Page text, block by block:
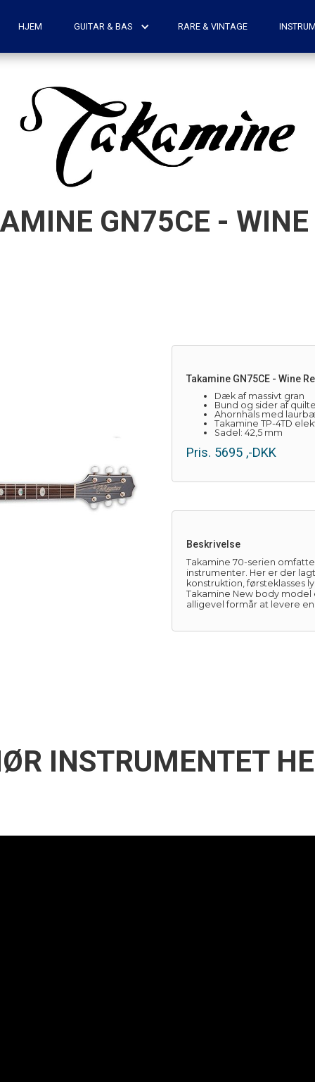
HJEM GUITAR & BAS RARE & VINTAGE
GN75CE - WINE
Takamine GN75CE - Wine
Dæk af massivt gran
Bund og sider af
Ahornhals med
Takamine TP-4TD
Sadel: 42,5 mm
Pris. 5695 ,-DKK
Beskrivelse
Takamine 70-serien
instrumenter. Her er der
konstruktion, førsteklasses
Takamine New body
alligevel formår at levere
INSTRUMENTET